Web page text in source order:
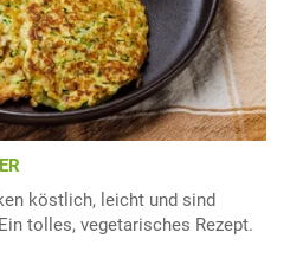
köstlich, leicht und sind
tolles, vegetarisches Rezept.